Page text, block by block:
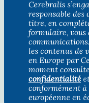
Cerebralis
responsable des
titre, en
formulaire, vous
les contenus de
en Europe par
moment
confidentialité
conformément
européenne en